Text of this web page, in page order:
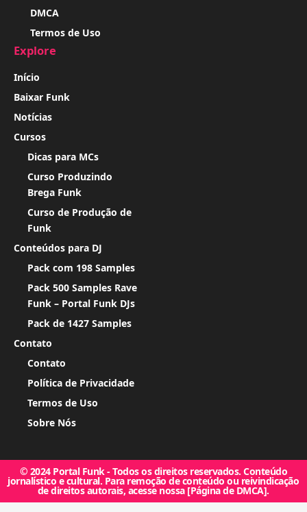
DMCA
Termos de Uso
Explore
Início
Baixar Funk
Notícias
Cursos
Dicas para MCs
Curso Produzindo
Brega Funk
Curso de Produção de
Funk
Conteúdos para DJ
Pack com 198 Samples
Pack 500 Samples Rave
Funk – Portal Funk DJs
Pack de 1427 Samples
Contato
Contato
Política de Privacidade
Termos de Uso
Sobre Nós
© 2024 Portal Funk - Todos os direitos reservados. Conteúdo
jornalístico e cultural. Para remoção de conteúdo ou reivindicação
de direitos autorais, acesse nossa [Página de DMCA].